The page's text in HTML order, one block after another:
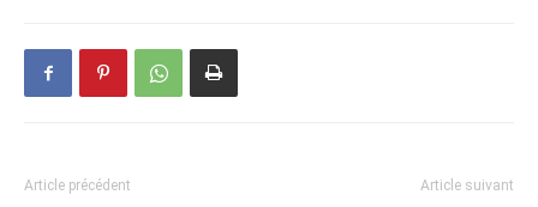
Article précédent Article suivant